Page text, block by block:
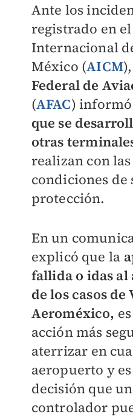
Ante los
registrado en
Internacional
México (AICM
Federal de
(AFAC)
que se
otras
realizan con
condiciones de
protección.
En un
explicó que la
fallida o idas
de los casos de
Aeroméxico,
acción más
aterrizar en
aeropuerto y
decisión que
controlador